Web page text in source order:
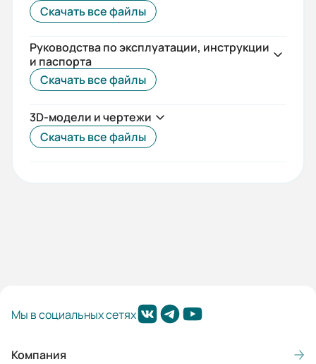
Скачать все файлы
Руководства по эксплуатации, инструкции
и паспорта
Скачать все файлы
3D-модели и чертежи
Скачать все файлы
Мы в социальных сетях
Компания